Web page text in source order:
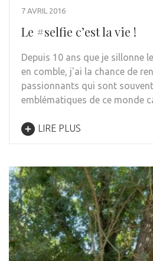
7 AVRIL 2016
Le #selfie c’est la vie !
Depuis 10 ans que je sillonne
en comble, j'ai la chance de
passionnants qui sont
emblématiques de ce monde
LIRE PLUS